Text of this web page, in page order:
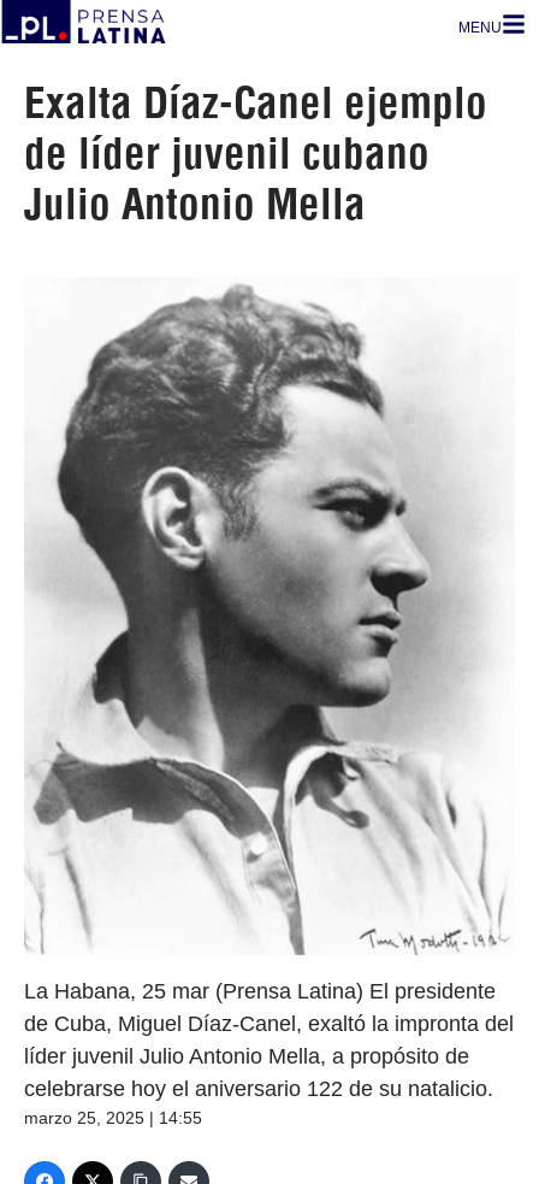
MENU
Exalta Díaz-Canel ejemplo
de líder juvenil cubano
Julio Antonio Mella
La Habana, 25 mar (Prensa Latina) El presidente
de Cuba, Miguel Díaz-Canel, exaltó la impronta del
líder juvenil Julio Antonio Mella, a propósito de
celebrarse hoy el aniversario 122 de su natalicio.
marzo 25, 2025 | 14:55